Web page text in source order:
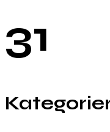
31